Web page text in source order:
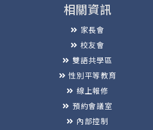
相關資訊
家長會
校友會
雙語共學區
性別平等教育
線上報修
預約會議室
內部控制